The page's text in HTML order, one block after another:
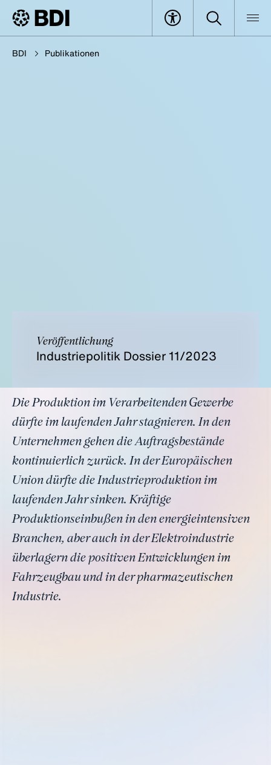
BDI Publikationen
Veröffentlichung
Industriepolitik Dossier 11/2023
Die Produktion im Verarbeitenden Gewerbe
dürfte im laufenden Jahr stagnieren. In den
Unternehmen gehen die Auftragsbestände
kontinuierlich zurück. In der Europäischen
Union dürfte die Industrieproduktion im
laufenden Jahr sinken. Kräftige
Produktionseinbußen in den energieintensiven
Branchen, aber auch in der Elektroindustrie
überlagern die positiven Entwicklungen im
Fahrzeugbau und in der pharmazeutischen
Industrie.